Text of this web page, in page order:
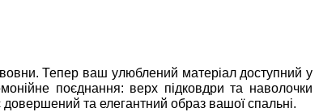
Тепер ваш улюблений матеріал доступний у
поєднання: верх підковдри та наволочки
та елегантний образ вашої спальні.